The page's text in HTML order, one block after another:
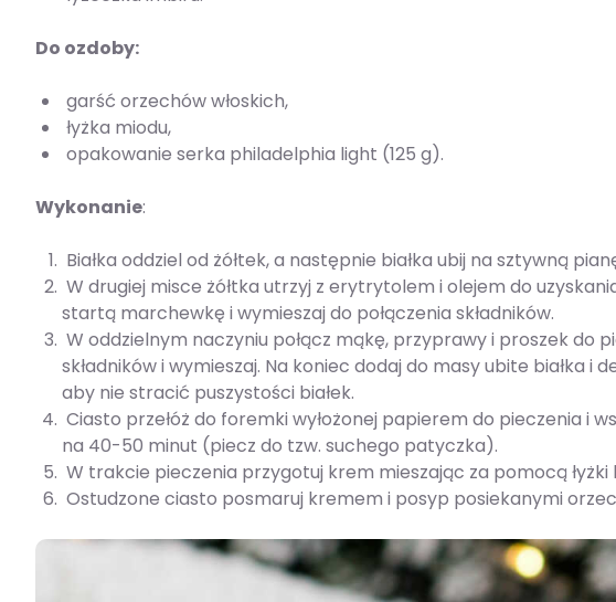
Do ozdoby:
garść orzechów włoskich,
łyżka miodu,
opakowanie serka philadelphia light (125 g).
Wykonanie:
Białka oddziel od żółtek, a następnie białka ubij na sztywną
W drugiej misce żółtka utrzyj z erytrytolem i olejem do
startą marchewkę i wymieszaj do połączenia składników.
W oddzielnym naczyniu połącz mąkę, przyprawy i proszek do
składników i wymieszaj. Na koniec dodaj do masy ubite białka i
aby nie stracić puszystości białek.
Ciasto przełóż do foremki wyłożonej papierem do pieczenia i
na 40-50 minut (piecz do tzw. suchego patyczka).
W trakcie pieczenia przygotuj krem mieszając za pomocą
Ostudzone ciasto posmaruj kremem i posyp posiekanymi